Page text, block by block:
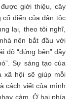
giới thiệu, cây
điển của dân tộc
lại, theo tôi nghĩ,
nên bắt đầu với
độ “đứng bên” đầy
Sự sáng tạo của
xã hội sẽ giúp mỗi
cách viết của mình
cảm. Ở hai phía